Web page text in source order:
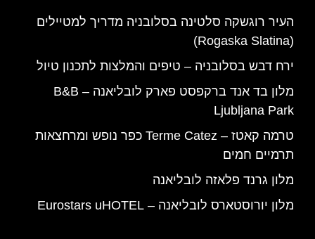
העיר רוגשקה סלטינה בסלובניה מדריך למטיילים
(Rogaska Slatina)
ירח דבש בסלובניה – טיפים והמלצות לתכנון טיול
מלון בד אנד ברקפסט פארק לובליאנה – B&B
Ljubljana Park
טרמה קאטז – Terme Catez כפר נופש ומרחצאות
תרמיים חמים
מלון גרנד פלאזה לובליאנה
מלון יורוסטארס לובליאנה – Eurostars uHOTEL